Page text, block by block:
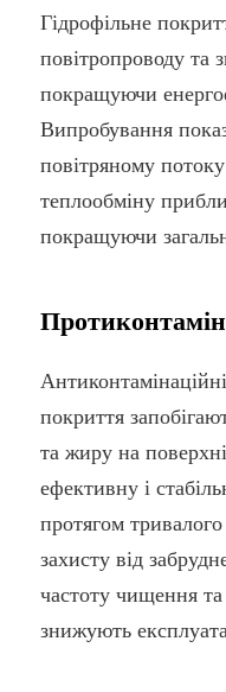
Гідрофільне
повітропроводу та
покращуючи
Випробування
повітряному
теплообміну
покращуючи
покриття
та жиру на
ефективну і
протягом
захисту від
частоту чищення
знижують